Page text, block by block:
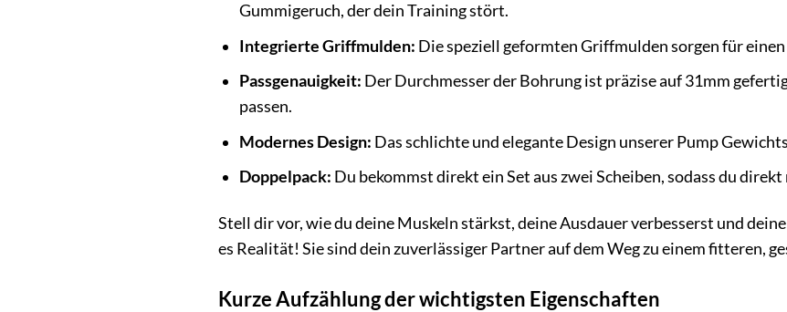
Gummigeruch, der dein Training stört.
Integrierte Griffmulden: Die speziell geformten Griffmulden sorgen für
Passgenauigkeit: Der Durchmesser der Bohrung ist präzise auf 31mm
passen.
Modernes Design: Das schlichte und elegante Design unserer Pump
Doppelpack: Du bekommst direkt ein Set aus zwei Scheiben, sodass du
Stell dir vor, wie du deine Muskeln stärkst, deine Ausdauer verbesserst und
es Realität! Sie sind dein zuverlässiger Partner auf dem Weg zu einem fitteren,
Kurze Aufzählung der wichtigsten Eigenschaften